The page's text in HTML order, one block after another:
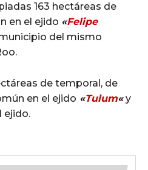
163 hectáreas de
en el ejido «Felipe
del mismo
de temporal, de
en el ejido «Tulum«y
ejido.